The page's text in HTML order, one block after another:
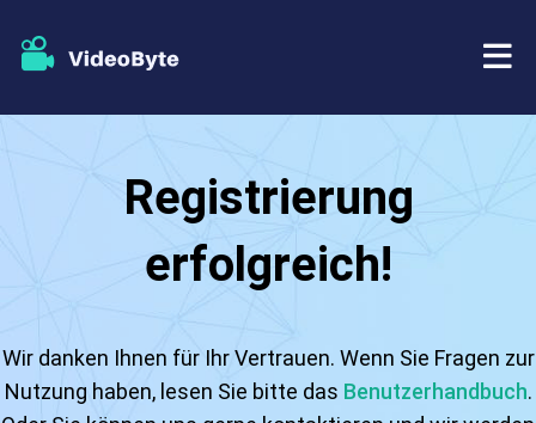
BD-DVD Ripper
Blu-ray Player
DVD Creator
TutorialsRegistrierung
erfolgreich!
Wir danken Ihnen für Ihr Vertrauen. Wenn Sie Fragen zur
Nutzung haben, lesen Sie bitte das Benutzerhandbuch.